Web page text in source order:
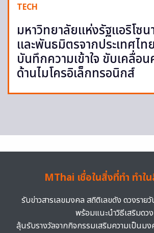
TECH
มหาวิทยาลัยแห่งรัฐแอริโซน
และพันธมิตรจากประเทศไท
บันทึกความเข้าใจ ขับเคลื่อ
ด้านไมโครอิเล็กทรอนิกส์
MThai เชื่อในสิ่งที่ทำ ทำใ
รับข่าวสารเลขมงคล สถิติเลขดัง ดวงราย
พร้อมแนะนำวิธีเสริมดวง
ลุ้นรับรางวัลจากกิจกรรมเสริมความเป็นม